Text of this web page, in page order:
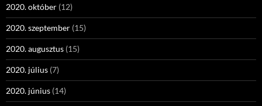
2020. október (12)
2020. szeptember (15)
2020. augusztus (15)
2020. július (7)
2020. június (14)